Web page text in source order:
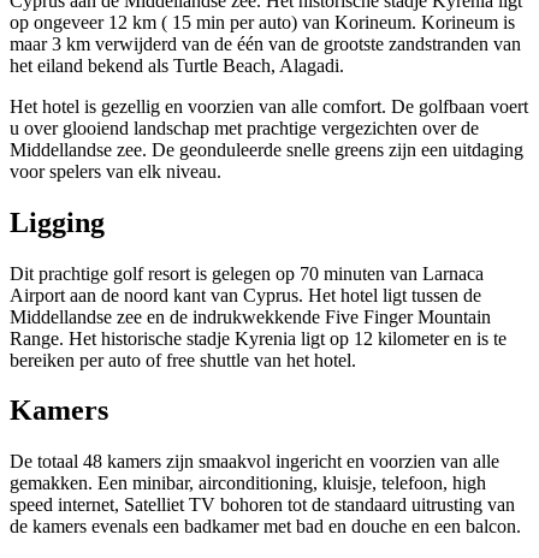
op ongeveer 12 km ( 15 min per auto) van Korineum. Korineum is
maar 3 km verwijderd van de één van de grootste zandstranden van
het eiland bekend als Turtle Beach, Alagadi.
Het hotel is gezellig en voorzien van alle comfort. De golfbaan voert
u over glooiend landschap met prachtige vergezichten over de
Middellandse zee. De geonduleerde snelle greens zijn een uitdaging
voor spelers van elk niveau.
Ligging
Dit prachtige golf resort is gelegen op 70 minuten van Larnaca
Airport aan de noord kant van Cyprus. Het hotel ligt tussen de
Middellandse zee en de indrukwekkende Five Finger Mountain
Range. Het historische stadje Kyrenia ligt op 12 kilometer en is te
bereiken per auto of free shuttle van het hotel.
Kamers
De totaal 48 kamers zijn smaakvol ingericht en voorzien van alle
gemakken. Een minibar, airconditioning, kluisje, telefoon, high
speed internet, Satelliet TV bohoren tot de standaard uitrusting van
de kamers evenals een badkamer met bad en douche en een balcon.